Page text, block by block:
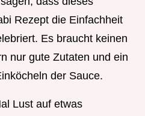
Rezept die Einfachheit
Es braucht keinen
nur gute Zutaten und ein
der Sauce.
Lust auf etwas